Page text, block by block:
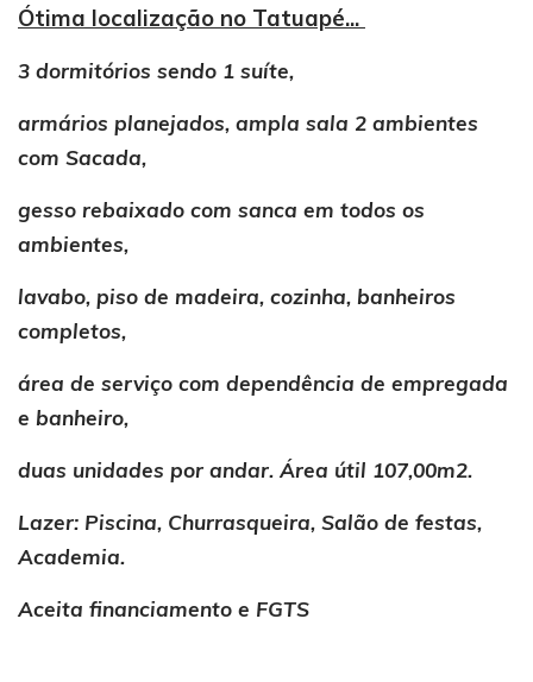
Ótima localização no Tatuapé...
3 dormitórios sendo 1 suíte,
armários planejados, ampla sala 2 ambientes
com Sacada,
gesso rebaixado com sanca em todos os
ambientes,
lavabo, piso de madeira, cozinha, banheiros
completos,
área de serviço com dependência de empregada
e banheiro,
duas unidades por andar. Área útil 107,00m2.
Lazer: Piscina, Churrasqueira, Salão de festas,
Academia.
Aceita financiamento e FGTS